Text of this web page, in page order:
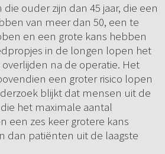
die ouder zijn dan 45 jaar, die een
van meer dan 50, een te
en een grote kans hebben
in de longen lopen het
na de operatie. Het
een groter risico lopen
blijkt dat mensen uit de
het maximale aantal
een zes keer grotere kans
dan patiënten uit de laagste